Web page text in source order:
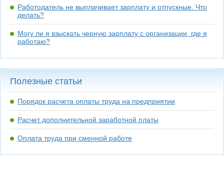
Работодатель не выплачивает зарплату и отпускные. Что
делать?
Могу ли я взыскать черную зарплату с организации, где я
работаю?
Полезные статьи
Порядок расчета оплаты труда на предприятии
Расчет дополнительной заработной платы
Оплата труда при сменной работе